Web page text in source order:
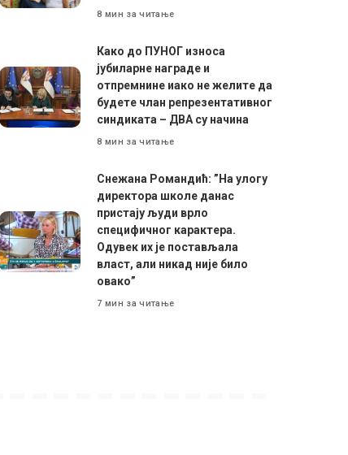
8 мин за читање
Како до ПУНОГ износа
јубиларне награде и
отпремнине иако не желите да
будете члан репрезентативног
синдиката – ДВА су начина
8 мин за читање
Снежана Романдић: ”На улогу
директора школе данас
пристају људи врло
специфичног карактера.
Одувек их је постављала
власт, али никад није било
овако”
7 мин за читање